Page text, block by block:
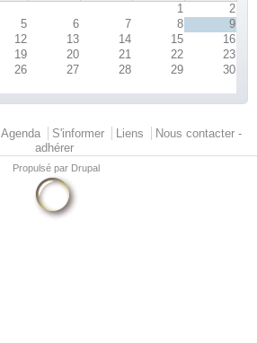
1
2
5 6 7 8
9
12 13 14 15
16
19 20 21 22
23
26 27 28 29
30
Agenda S'informer Liens
Nous contacter -
adhérer
Propulsé par Drupal